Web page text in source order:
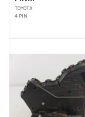
TOYOTA
4 PIN